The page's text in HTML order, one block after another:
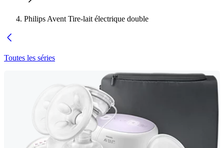
Philips Avent Tire-lait électrique double
Toutes les séries